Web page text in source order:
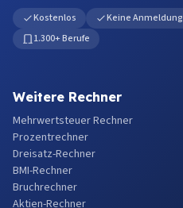
Kostenlos Keine Anmeldung
1.300+ Berufe
Weitere Rechner
Mehrwertsteuer Rechner
Prozentrechner
Dreisatz-Rechner
BMI-Rechner
Bruchrechner
Aktien-Rechner